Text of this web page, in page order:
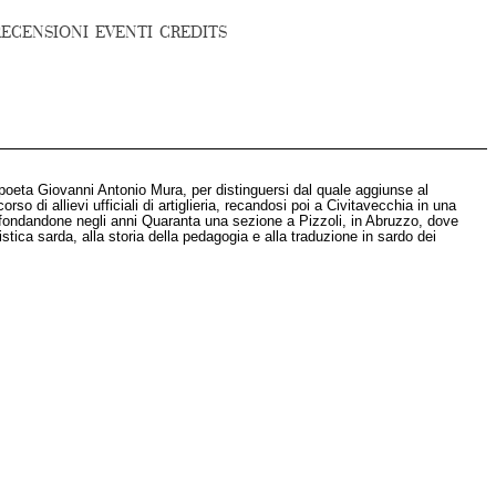
EVENTI CREDITS
Giovanni Antonio Mura, per distinguersi dal quale aggiunse al
di allievi ufficiali di artiglieria, recandosi poi a Civitavecchia in una
negli anni Quaranta una sezione a Pizzoli, in Abruzzo, dove
sarda, alla storia della pedagogia e alla traduzione in sardo dei